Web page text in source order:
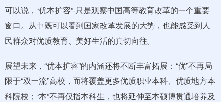
可以说，“优本扩容”-只是观察中国高等教育改革的一个重要
窗口。从中既可以看到国家改革发展的大势，也能感受到人
民群众对优质教育、美好生活的真切向往。
展望未来，“优本扩容”的内涵还将不断丰富拓展：“优”不再局
限于“双一流”高校，而将覆盖更多优质职业本科、优质地方本
科院校；“本”不再仅指本科生，也将延伸至本硕博贯通培养及